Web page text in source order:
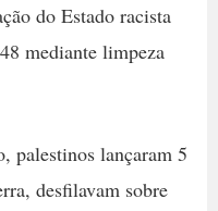
do Estado racista
mediante limpeza
palestinos lançaram 5
desfilavam sobre